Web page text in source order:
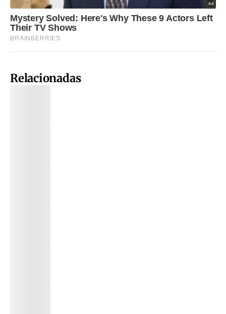
Relacionadas